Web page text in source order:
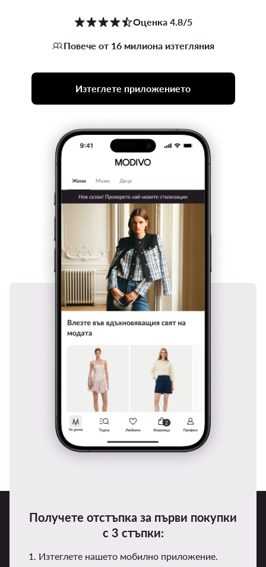
Оценка 4.8/5
Повече от 16 милиона изтегляния
Изтеглете приложението
Получете отстъпка за първи покупки
с 3 стъпки:
1. Изтеглете нашето мобилно приложение.